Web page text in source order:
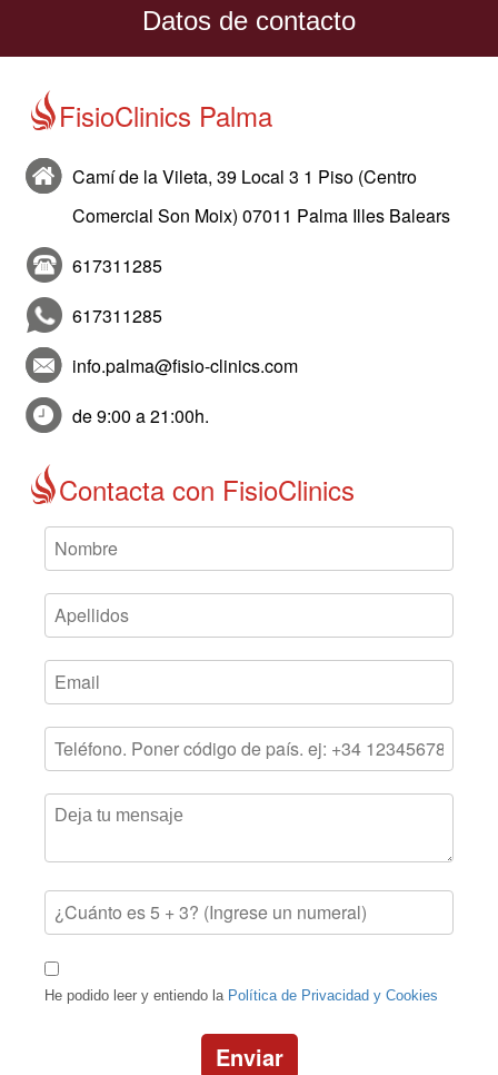
Datos de contacto
FisioClinics Palma
Camí de la Vileta, 39 Local 3 1 Piso (Centro
Comercial Son Moix) 07011 Palma Illes Balears
617311285
617311285
info.palma@fisio-clinics.com
de 9:00 a 21:00h.
Contacta con FisioClinics
He podido leer y entiendo la Política de Privacidad y Cookies
Enviar